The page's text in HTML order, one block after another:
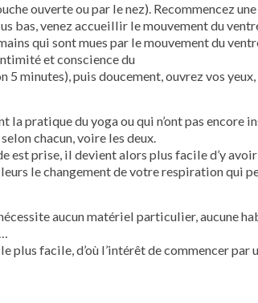
ouverte ou par le nez). Recommencez
bas, venez accueillir le mouvement du
qui sont mues par le mouvement du
et conscience du
5 minutes), puis doucement, ouvrez vos
pratique du yoga ou qui n’ont pas encore
chacun, voire les deux.
prise, il devient alors plus facile d’y avoir
le changement de votre respiration qui
aucun matériel particulier, aucune
plus facile, d’où l’intérêt de commencer